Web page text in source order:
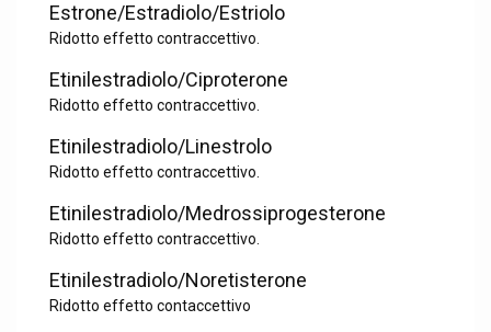
Estrone/Estradiolo/Estriolo
Ridotto effetto contraccettivo.
Etinilestradiolo/Ciproterone
Ridotto effetto contraccettivo.
Etinilestradiolo/Linestrolo
Ridotto effetto contraccettivo.
Etinilestradiolo/Medrossiprogesterone
Ridotto effetto contraccettivo.
Etinilestradiolo/Noretisterone
Ridotto effetto contaccettivo